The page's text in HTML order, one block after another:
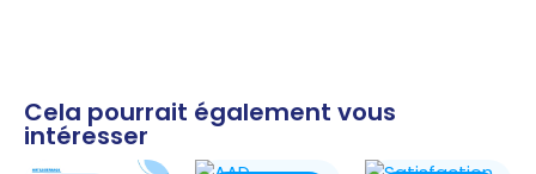
Cela pourrait également vous
intéresser